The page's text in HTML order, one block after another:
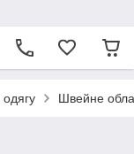
Швейне